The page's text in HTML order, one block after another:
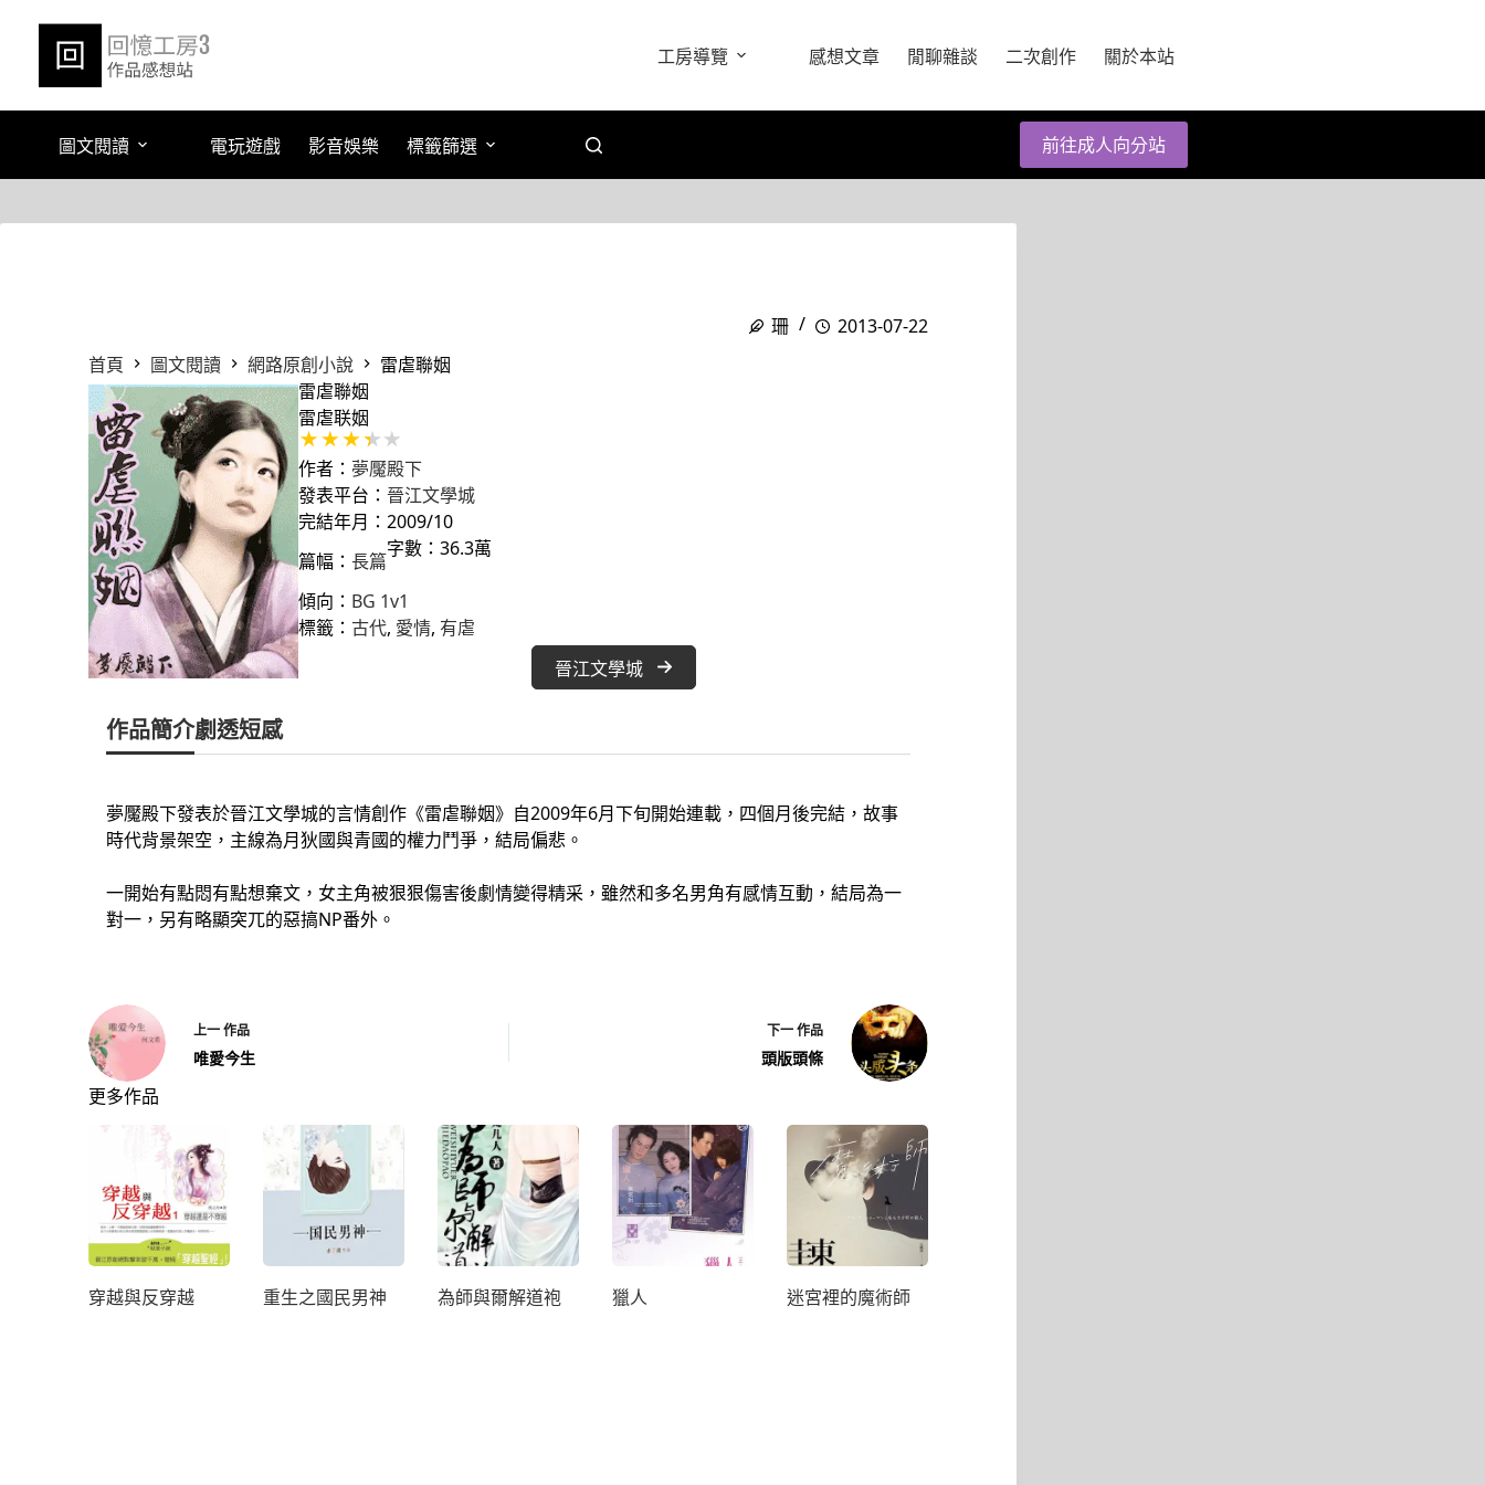
工房導覽 感想文章 閒聊雜談 二次創作 關於本站
圖文閱讀 電玩遊戲 影音娛樂 標籤篩選 前往成人向分站
珊
2013-07-22
首頁
圖文閱讀 網路原創小說
雷虐聯姻
雷虐聯姻
雷虐联姻
作者： 夢魘殿下
發表平台： 晉江文學城
完結年月：2009/10
篇幅： 長篇
字數：36.3萬
傾向： BG 1v1
標籤： 古代, 愛情, 有虐
晉江文學城
作品簡介劇透短感
夢魘殿下發表於晉江文學城的言情創作《雷虐聯姻》自2009年6月下旬開始連載，四個月後完結，故事
時代背景架空，主線為月狄國與青國的權力鬥爭，結局偏悲。
一開始有點悶有點想棄文，女主角被狠狠傷害後劇情變得精采，雖然和多名男角有感情互動，結局為一
對一，另有略顯突兀的惡搞NP番外。
上一作品
唯愛今生
下一作品
頭版頭條
更多作品
穿越與反穿越 重生之國民男神 為師與爾解道袍 獵人 迷宮裡的魔術師